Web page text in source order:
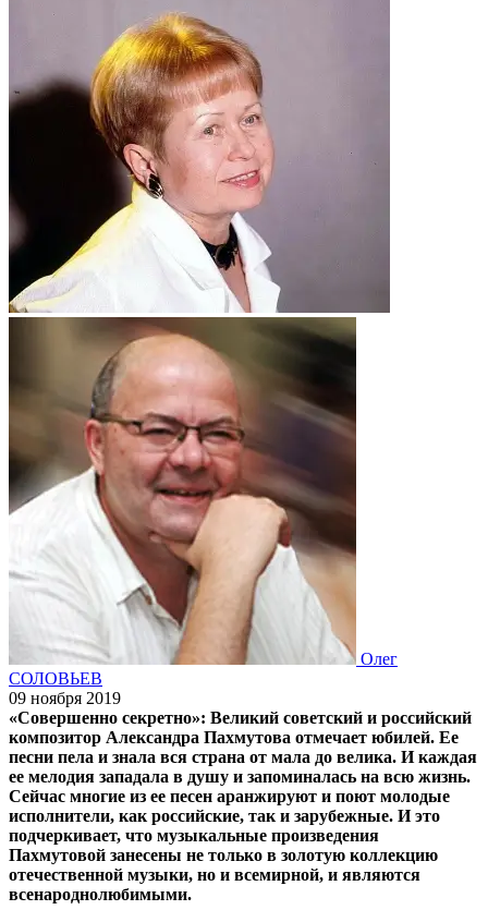
Олег
СОЛОВЬЕВ
09 ноября 2019
«Совершенно секретно»: Великий советский и российский
композитор Александра Пахмутова отмечает юбилей. Ее
песни пела и знала вся страна от мала до велика. И каждая
ее мелодия западала в душу и запоминалась на всю жизнь.
Сейчас многие из ее песен аранжируют и поют молодые
исполнители, как российские, так и зарубежные. И это
подчеркивает, что музыкальные произведения
Пахмутовой занесены не только в золотую коллекцию
отечественной музыки, но и всемирной, и являются
всенароднолюбимыми.